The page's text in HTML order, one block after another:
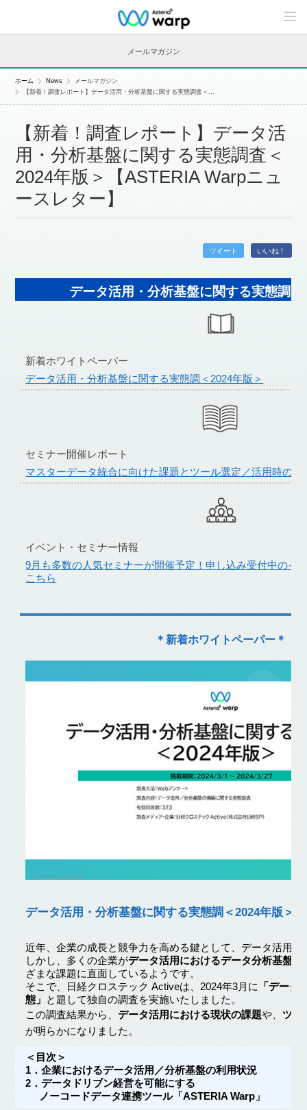
C
n
n
メールマガジン
ホーム News
メールマガジン
【新着！調査レポート】データ活用・分析基盤に関する実態調査＜...
【新着！調査レポート】データ活
用・分析基盤に関する実態調査＜
2024年版＞【ASTERIA Warpニュ
ースレター】
ツイート いいね！
データ活用・分析基盤に関する実態調
新着ホワイトペーパー
データ活用・分析基盤に関する実態調＜2024年版＞
セミナー開催レポート
マスターデータ統合に向けた課題とツール選定／活用時のポ
イベント・セミナー情報
9月も多数の人気セミナーが開催予定！申し込み受付中のイ
こちら
＊新着ホワイトペーパー＊
データ活用・分析基盤に関する実態調＜2024年版＞
近年、企業の成長と競争力を高める鍵として、データ活用が
しかし、多くの企業がデータ活用におけるデータ分析基盤の
ざまな課題に直面しているようです。
そこで、日経クロステック Activeは、2024年3月に
「データ
態」
と題して独自の調査を実施いたしました。
この調査結果から、データ活用における現状の課題や、 ツー
が明らかになりました。
＜目次＞
1．企業におけるデータ活用／分析基盤の利用状況
2．データドリブン経営を可能にする
ノーコードデータ連携ツール「ASTERIA Warp」